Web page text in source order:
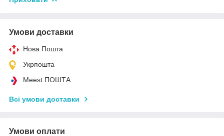
Умови доставки
Нова Пошта
Укрпошта
Meest ПОШТА
Всі умови доставки
Умови оплати